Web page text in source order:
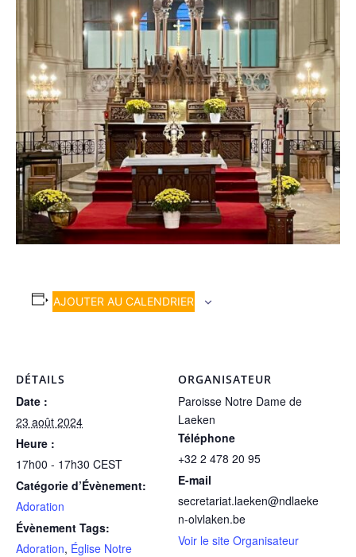
AJOUTER AU CALENDRIER
DÉTAILS
Date :
23 août 2024
Heure :
17h00 - 17h30 CEST
Catégorie d’Évènement:
Adoration
Évènement Tags:
Adoration, Église Notre
ORGANISATEUR
Paroisse Notre Dame de
Laeken
Téléphone
+32 2 478 20 95
E-mail
secretariat.laeken@ndlaeke
n-olvlaken.be
Voir le site Organisateur